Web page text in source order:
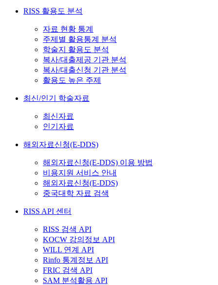
RISS 활용도 분석
자료 현황 통계
주제별 활용통계 분석
학술지 활용도 분석
복사/대출제공 기관 분석
복사/대출신청 기관 분석
활용도 높은 주제
최신/인기 학술자료
최신자료
인기자료
해외자료신청(E-DDS)
해외자료신청(E-DDS) 이용 방법
비용지원 서비스 안내
해외자료신청(E-DDS)
중국대학 자료 검색
RISS API 센터
RISS 검색 API
KOCW 강의정보 API
WILL 연계 API
Rinfo 통계정보 API
FRIC 검색 API
SAM 분석활용 API